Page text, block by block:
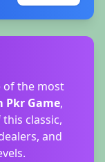
of the most
Pkr Game,
classic,
and